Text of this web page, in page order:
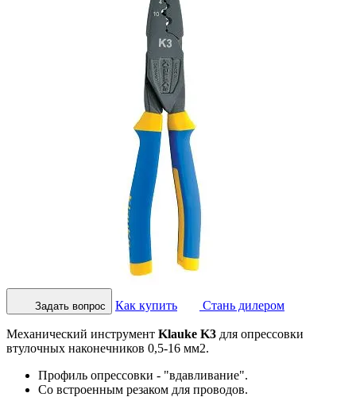
Задать вопрос Как купить Стань дилером
Механический инструмент Klauke K3 для опрессовки
втулочных наконечников 0,5-16 мм2.
Профиль опрессовки - "вдавливание".
Со встроенным резаком для проводов.